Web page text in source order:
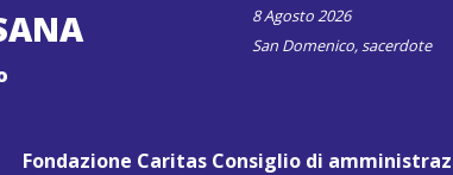
8 Agosto 2026
San Domenico, sacerdote
Fondazione Caritas Consiglio di